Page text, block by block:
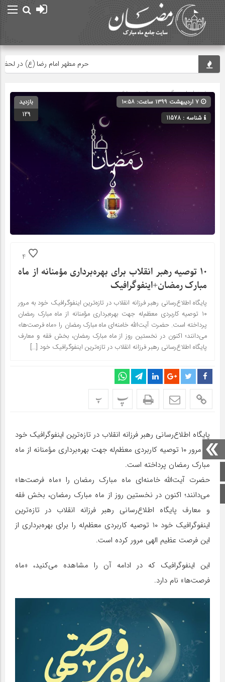
صفحه اصلی
اینستاگرام
حرم مطهر امام رضا (ع) در لحظه
صفحه اصلی» گروه » دسته‌بندی نشده
شناسه : 11578
بازدید
129
4
۱۰ توصیه رهبر انقلاب برای بهره‌برداری مؤمنانه از ماه
مبارک رمضان+اینفوگرافیک
پایگاه اطلاع‌رسانی رهبر فرزانه انقلاب در تازه‌ترین اینفوگرافیک خود به مرور
۱۰ توصیه کاربردی معظم‌له جهت بهره‌برداری مؤمنانه از ماه مبارک رمضان
پرداخته است. حضرت آیت‌الله خامنه‌ای ماه مبارک رمضان را «ماه فرصت‌ها»
می‌دانند؛ اکنون در نخستین روز از ماه مبارک رمضان، بخش فقه و معارف
پایگاه اطلاع‌رسانی رهبر فرزانه انقلاب در تازه‌ترین اینفوگرافیک خود […]
پ پ
پایگاه اطلاع‌رسانی رهبر فرزانه انقلاب در تازه‌ترین اینفوگرافیک خود
به مرور ۱۰ توصیه کاربردی معظم‌له جهت بهره‌برداری مؤمنانه از ماه
مبارک رمضان پرداخته است.
حضرت آیت‌الله خامنه‌ای ماه مبارک رمضان را «ماه فرصت‌ها»
می‌دانند؛ اکنون در نخستین روز از ماه مبارک رمضان، بخش فقه
و معارف پایگاه اطلاع‌رسانی رهبر فرزانه انقلاب در تازه‌ترین
اینفوگرافیک خود ۱۰ توصیه کاربردی معظم‌له را برای بهره‌برداری از
این فرصت عظیم الهی مرور کرده است.
این اینفوگرافیک که در ادامه آن را مشاهده می‌کنید، «ماه
فرصت‌ها» نام دارد.